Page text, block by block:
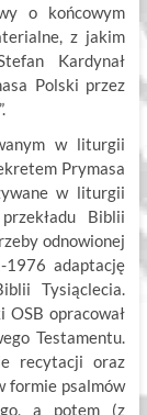
o końcowym
z jakim
Kardynał
Polski przez
w liturgii
Prymasa
w liturgii
Biblii
odnowionej
adaptację
Tysiąclecia.
OSB opracował
Testamentu.
recytacji oraz
formie psalmów
a potem (z